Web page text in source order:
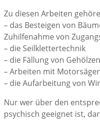
Zu diesen Arbeiten
– das Besteigen von
Zuhilfenahme von
– die Seilklettertechnik
– die Fällung von
– Arbeiten mit
– die Aufarbeitung von
Nur wer über den
psychisch geeignet ist,